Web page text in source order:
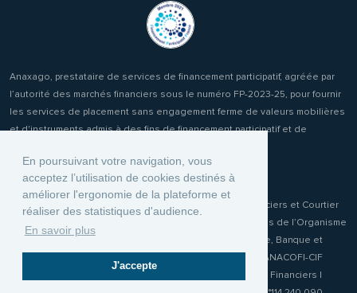
En poursuivant votre navigation, vous
acceptez l’utilisation de cookies destinés à
améliorer l'ergonomie de la plateforme et
réaliser des statistiques d'audience.
En savoir plus
J'accepte
Anaxago, prestataire de services de financement participatif, agréée par
l’autorité des marchés financiers sous le numéro FP-2023-25, pour fournir
les services de placement sans engagement ferme de valeurs mobilières
et d'instruments admis à des fins de financement participatif et de
Anaxago Patrimony, conseiller en Investissements Financiers et Courtier
d'Assurance ou de réassurance (COA) immatriculée auprès de l’Organisme
pour le Registre unique des Intermédiaires en Assurance, Banque et
Finance (ORIAS) sous le numéro 19001970. Membre de l'ANACOFI-CIF
n°E009115 association agréée par l'Autorité des Marchés Financiers |